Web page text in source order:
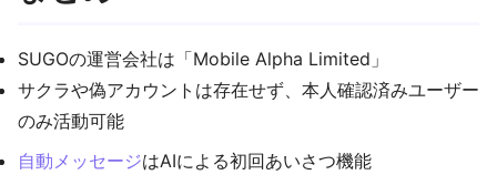
SUGOの運営会社は「Mobile Alpha Limited」
サクラや偽アカウントは存在せず、本人確認済みユーザー
のみ活動可能
自動メッセージはAIによる初回あいさつ機能